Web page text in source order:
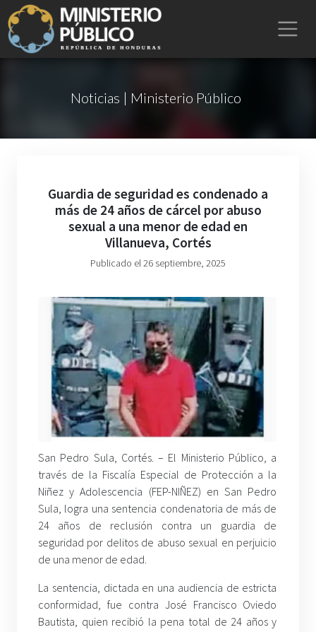
Noticias | Ministerio Público
Guardia de seguridad es condenado a
más de 24 años de cárcel por abuso
sexual a una menor de edad en
Villanueva, Cortés
Publicado el 26 septiembre, 2025
San Pedro Sula, Cortés. – El Ministerio Público, a
través de la Fiscalía Especial de Protección a la
Niñez y Adolescencia (FEP-NIÑEZ) en San Pedro
Sula, logra una sentencia condenatoria de más de
24 años de reclusión contra un guardia de
seguridad por delitos de abuso sexual en perjuicio
de una menor de edad.
La sentencia, dictada en una audiencia de estricta
conformidad, fue contra José Francisco Oviedo
Bautista, quien recibió la pena total de 24 años y